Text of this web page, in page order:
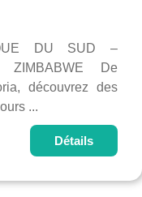
DU SUD –
De
découvrez des
...
Détails